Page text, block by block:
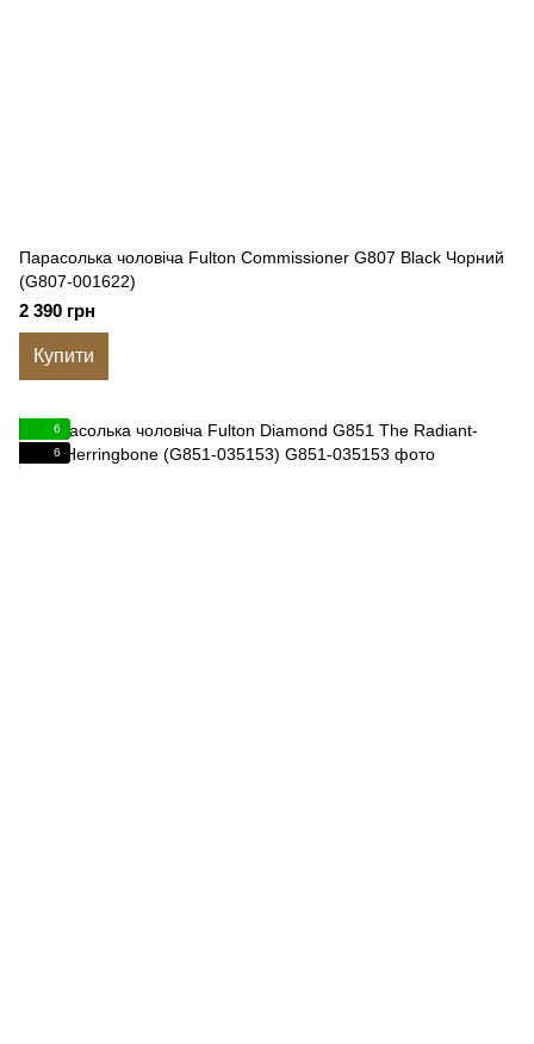
Парасолька чоловіча Fulton Commissioner G807 Black Чорний
(G807-001622)
2 390 грн
Купити
6
6